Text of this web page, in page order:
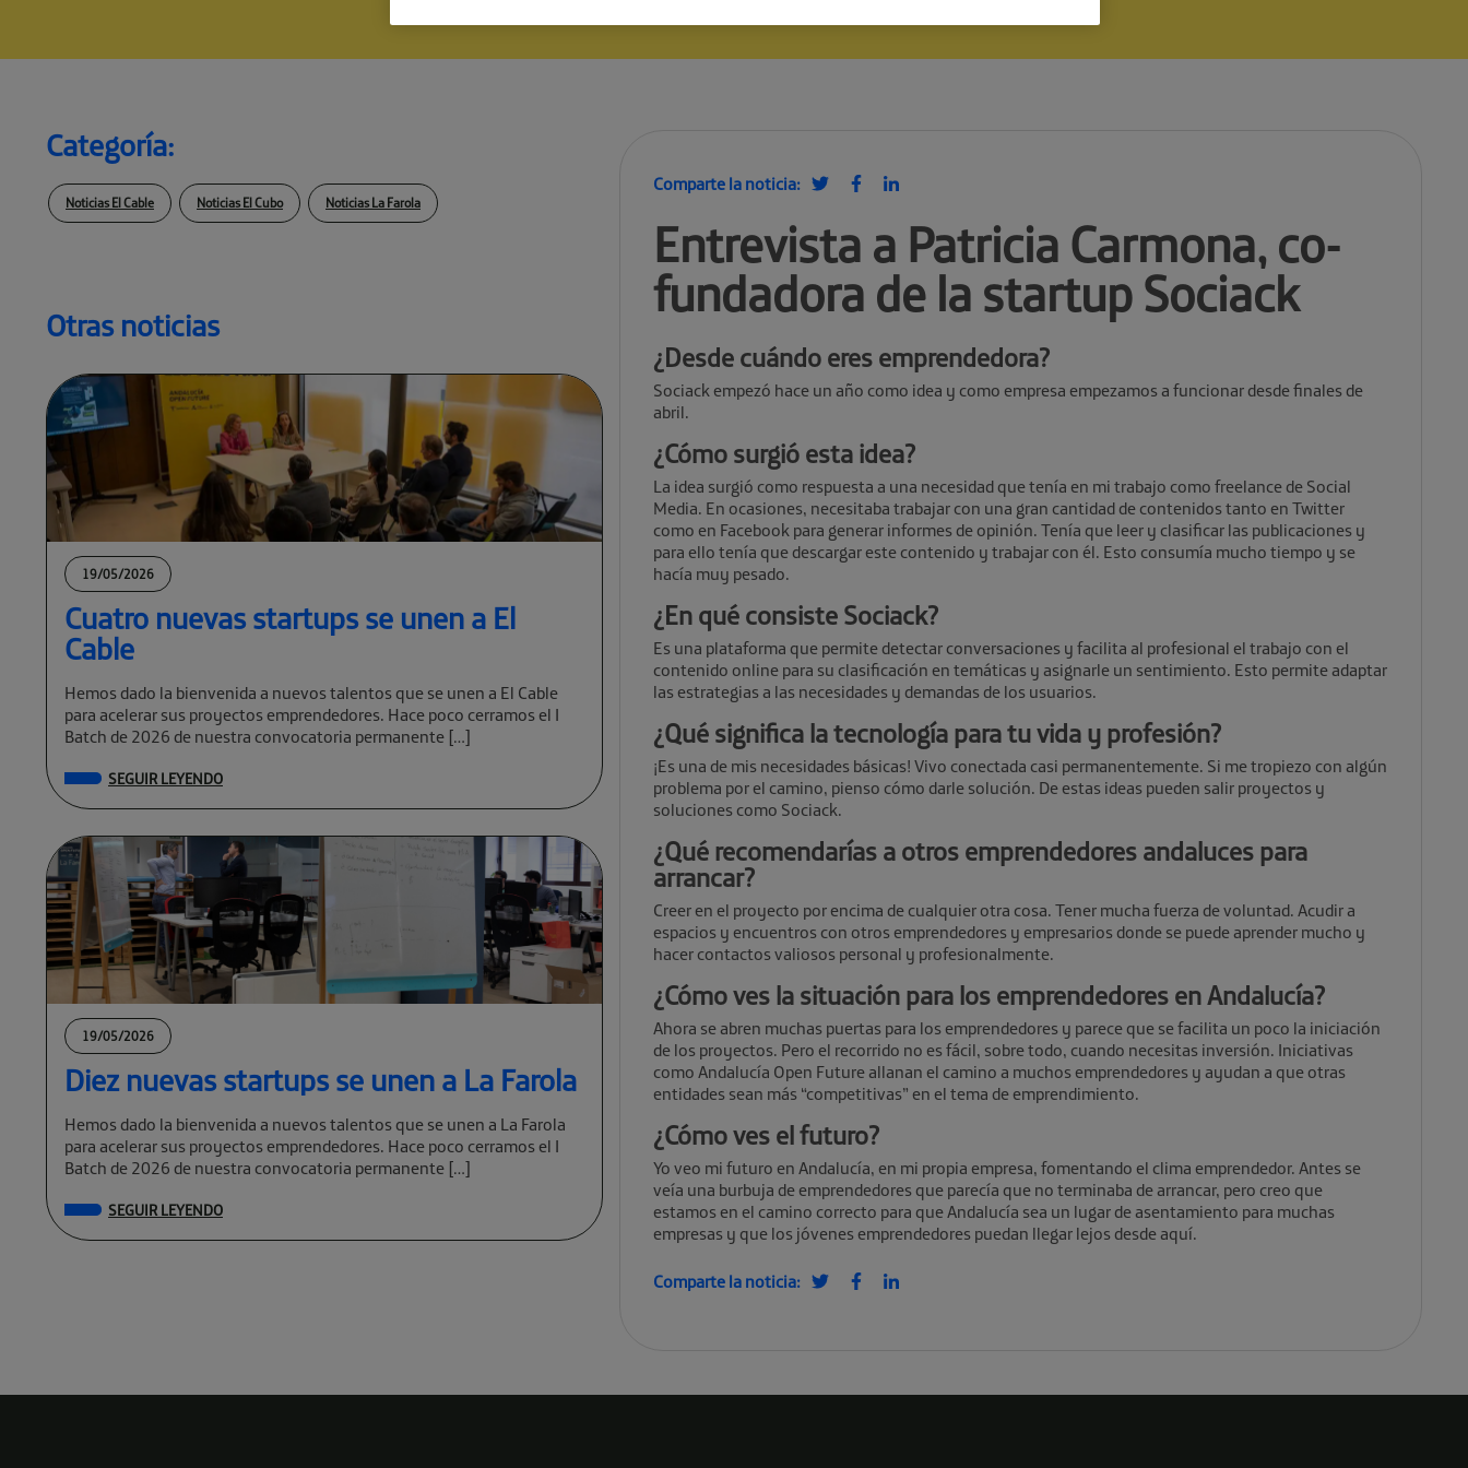
Categoría:
Noticias El Cable Noticias El Cubo Noticias La Farola
Otras noticias
19/05/2026
Cuatro nuevas startups se unen a El
Cable
Hemos dado la bienvenida a nuevos talentos que se unen a El Cable
para acelerar sus proyectos emprendedores. Hace poco cerramos el I
Batch de 2026 de nuestra convocatoria permanente […]
SEGUIR LEYENDO
19/05/2026
Diez nuevas startups se unen a La Farola
Hemos dado la bienvenida a nuevos talentos que se unen a La Farola
para acelerar sus proyectos emprendedores. Hace poco cerramos el I
Batch de 2026 de nuestra convocatoria permanente […]
SEGUIR LEYENDO
Comparte la noticia:
Entrevista a Patricia Carmona, co-
fundadora de la startup Sociack
¿Desde cuándo eres emprendedora?
Sociack empezó hace un año como idea y como empresa empezamos a funcionar desde finales de
abril.
¿Cómo surgió esta idea?
La idea surgió como respuesta a una necesidad que tenía en mi trabajo como freelance de Social
Media. En ocasiones, necesitaba trabajar con una gran cantidad de contenidos tanto en Twitter
como en Facebook para generar informes de opinión. Tenía que leer y clasificar las publicaciones y
para ello tenía que descargar este contenido y trabajar con él. Esto consumía mucho tiempo y se
hacía muy pesado.
¿En qué consiste Sociack?
Es una plataforma que permite detectar conversaciones y facilita al profesional el trabajo con el
contenido online para su clasificación en temáticas y asignarle un sentimiento. Esto permite adaptar
las estrategias a las necesidades y demandas de los usuarios.
¿Qué significa la tecnología para tu vida y profesión?
¡Es una de mis necesidades básicas! Vivo conectada casi permanentemente. Si me tropiezo con algún
problema por el camino, pienso cómo darle solución. De estas ideas pueden salir proyectos y
soluciones como Sociack.
¿Qué recomendarías a otros emprendedores andaluces para
arrancar?
Creer en el proyecto por encima de cualquier otra cosa. Tener mucha fuerza de voluntad. Acudir a
espacios y encuentros con otros emprendedores y empresarios donde se puede aprender mucho y
hacer contactos valiosos personal y profesionalmente.
¿Cómo ves la situación para los emprendedores en Andalucía?
Ahora se abren muchas puertas para los emprendedores y parece que se facilita un poco la iniciación
de los proyectos. Pero el recorrido no es fácil, sobre todo, cuando necesitas inversión. Iniciativas
como Andalucía Open Future allanan el camino a muchos emprendedores y ayudan a que otras
entidades sean más “competitivas” en el tema de emprendimiento.
¿Cómo ves el futuro?
Yo veo mi futuro en Andalucía, en mi propia empresa, fomentando el clima emprendedor. Antes se
veía una burbuja de emprendedores que parecía que no terminaba de arrancar, pero creo que
estamos en el camino correcto para que Andalucía sea un lugar de asentamiento para muchas
empresas y que los jóvenes emprendedores puedan llegar lejos desde aquí.
Comparte la noticia: